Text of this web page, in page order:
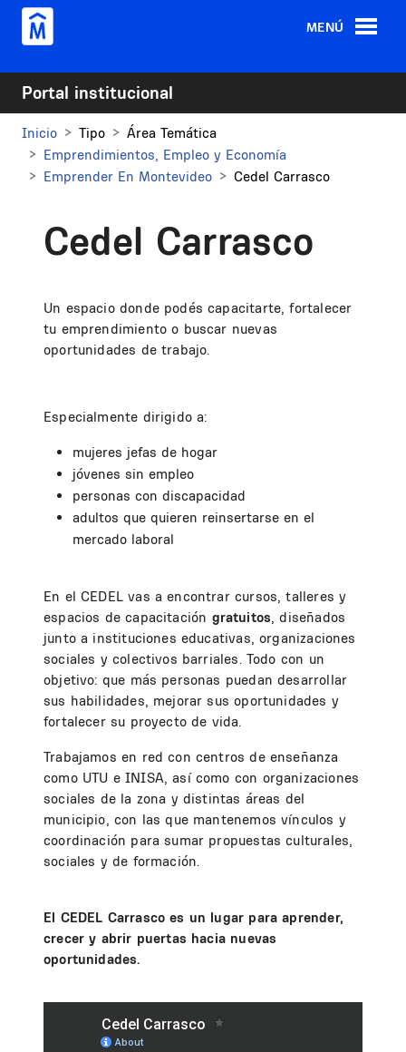
Pasar al contenido principal
MENÚ
Portal institucional
Inicio Tipo
Área Temática
Emprendimientos, Empleo y Economía
Emprender En Montevideo
Cedel Carrasco
Cedel Carrasco
Un espacio donde podés capacitarte, fortalecer
tu emprendimiento o buscar nuevas
oportunidades de trabajo.
Especialmente dirigido a:
mujeres jefas de hogar
jóvenes sin empleo
personas con discapacidad
adultos que quieren reinsertarse en el
mercado laboral
En el CEDEL vas a encontrar cursos, talleres y
espacios de capacitación gratuitos, diseñados
junto a instituciones educativas, organizaciones
sociales y colectivos barriales. Todo con un
objetivo: que más personas puedan desarrollar
sus habilidades, mejorar sus oportunidades y
fortalecer su proyecto de vida.
Trabajamos en red con centros de enseñanza
como UTU e INISA, así como con organizaciones
sociales de la zona y distintas áreas del
municipio, con las que mantenemos vínculos y
coordinación para sumar propuestas culturales,
sociales y de formación.
El CEDEL Carrasco es un lugar para aprender,
crecer y abrir puertas hacia nuevas
oportunidades.